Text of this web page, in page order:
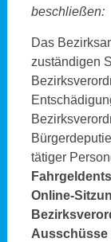
beschließen:
Das
zuständigen
tätiger
Online-
Ausschüsse